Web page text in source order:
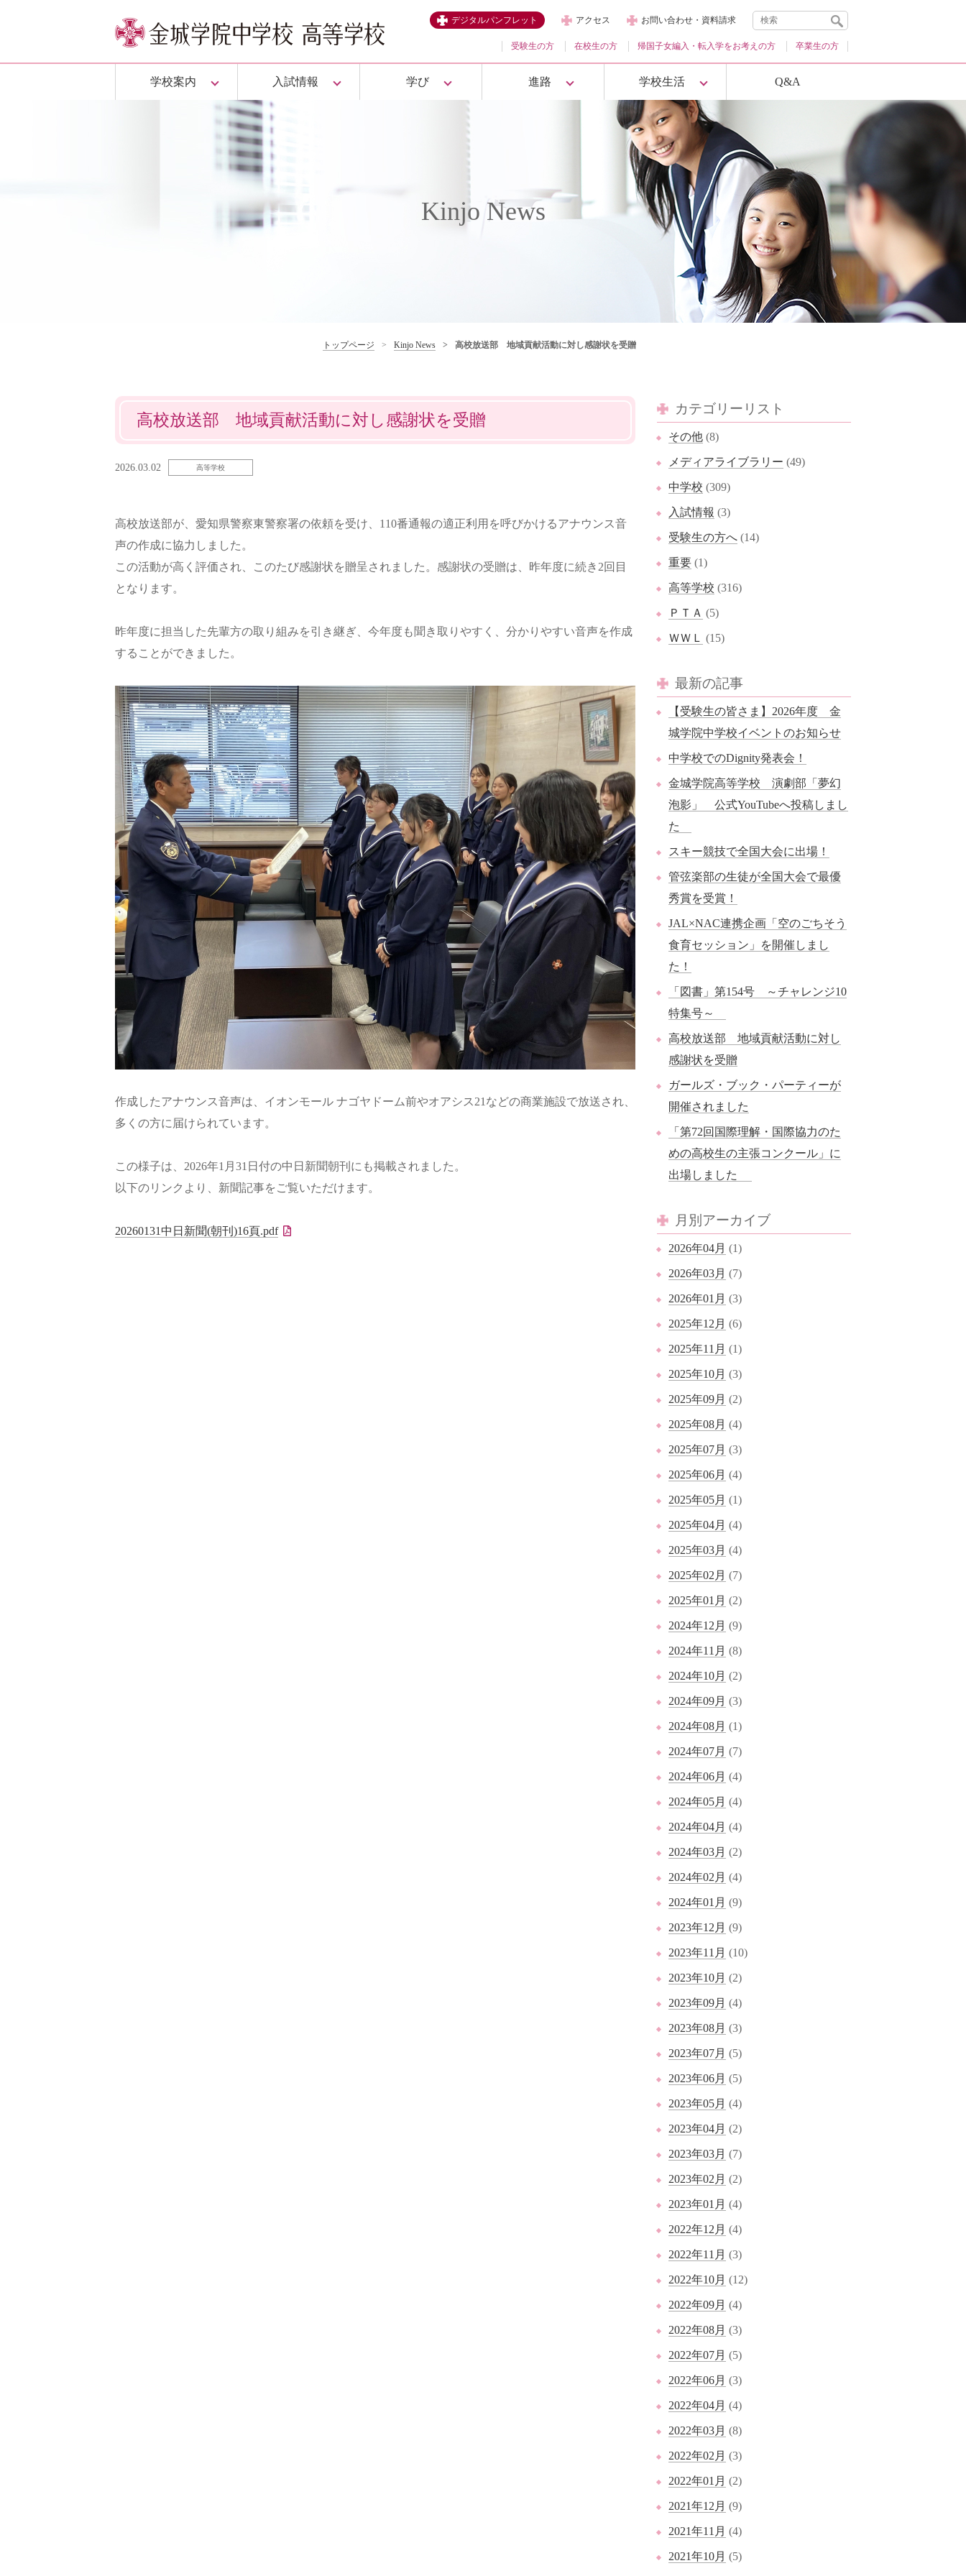
デジタルパンフレット アクセス お問い合わせ・資料請求
受験生の方 在校生の方 帰国子女編入・ 転入学をお考えの方 卒業生の方
学校案内 入試情報 学び 進路 学校生活 Q&A
Kinjo News
トップページ Kinjo News 高校放送部 地域貢献活動に対し感謝状を受贈
高校放送部 地域貢献活動に対し感謝状を受贈
2026.03.02 高等学校
高校放送部が、愛知県警察東警察署の依頼を受け、110番通報の適正利用を呼びかけるアナウンス音
声の作成に協力しました。
この活動が高く評価され、このたび感謝状を贈呈されました。感謝状の受贈は、昨年度に続き2回目
となります。
昨年度に担当した先輩方の取り組みを引き継ぎ、今年度も聞き取りやすく、分かりやすい音声を作成
することができました。
作成したアナウンス音声は、イオンモール ナゴヤドーム前やオアシス21などの商業施設で放送され、
多くの方に届けられています。
この様子は、2026年1月31日付の中日新聞朝刊にも掲載されました。
以下のリンクより、新聞記事をご覧いただけます。
20260131中日新聞(朝刊)16頁.pdf
カテゴリーリスト
その他 (8)
メディアライブラリー (49)
中学校 (309)
入試情報 (3)
受験生の方へ (14)
重要 (1)
高等学校 (316)
ＰＴＡ (5)
ＷＷＬ (15)
最新の記事
【受験生の皆さま】2026年度 金
城学院中学校イベントのお知らせ
中学校でのDignity発表会！
金城学院高等学校 演劇部「夢幻
泡影」 公式YouTubeへ投稿しまし
た
スキー競技で全国大会に出場！
管弦楽部の生徒が全国大会で最優
秀賞を受賞！
JAL×NAC連携企画「空のごちそう
食育セッション」を開催しまし
た！
「図書」第154号 ～チャレンジ10
特集号～
高校放送部 地域貢献活動に対し
感謝状を受贈
ガールズ・ブック・パーティーが
開催されました
「第72回国際理解・国際協力のた
めの高校生の主張コンクール」に
出場しました
月別アーカイブ
2026年04月 (1)
2026年03月 (7)
2026年01月 (3)
2025年12月 (6)
2025年11月 (1)
2025年10月 (3)
2025年09月 (2)
2025年08月 (4)
2025年07月 (3)
2025年06月 (4)
2025年05月 (1)
2025年04月 (4)
2025年03月 (4)
2025年02月 (7)
2025年01月 (2)
2024年12月 (9)
2024年11月 (8)
2024年10月 (2)
2024年09月 (3)
2024年08月 (1)
2024年07月 (7)
2024年06月 (4)
2024年05月 (4)
2024年04月 (4)
2024年03月 (2)
2024年02月 (4)
2024年01月 (9)
2023年12月 (9)
2023年11月 (10)
2023年10月 (2)
2023年09月 (4)
2023年08月 (3)
2023年07月 (5)
2023年06月 (5)
2023年05月 (4)
2023年04月 (2)
2023年03月 (7)
2023年02月 (2)
2023年01月 (4)
2022年12月 (4)
2022年11月 (3)
2022年10月 (12)
2022年09月 (4)
2022年08月 (3)
2022年07月 (5)
2022年06月 (3)
2022年04月 (4)
2022年03月 (8)
2022年02月 (3)
2022年01月 (2)
2021年12月 (9)
2021年11月 (4)
2021年10月 (5)